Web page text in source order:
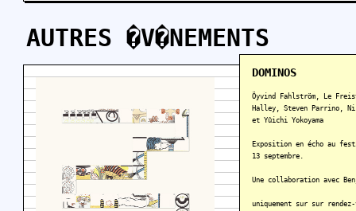
AUTRES �V�NEMENTS
DOMINOS
Öyvind Fahlström, Le
Halley, Steven Parrino,
et Yûichi Yokoyama
Exposition en écho au
13 septembre.
Une collaboration avec
uniquement sur sur rendez-